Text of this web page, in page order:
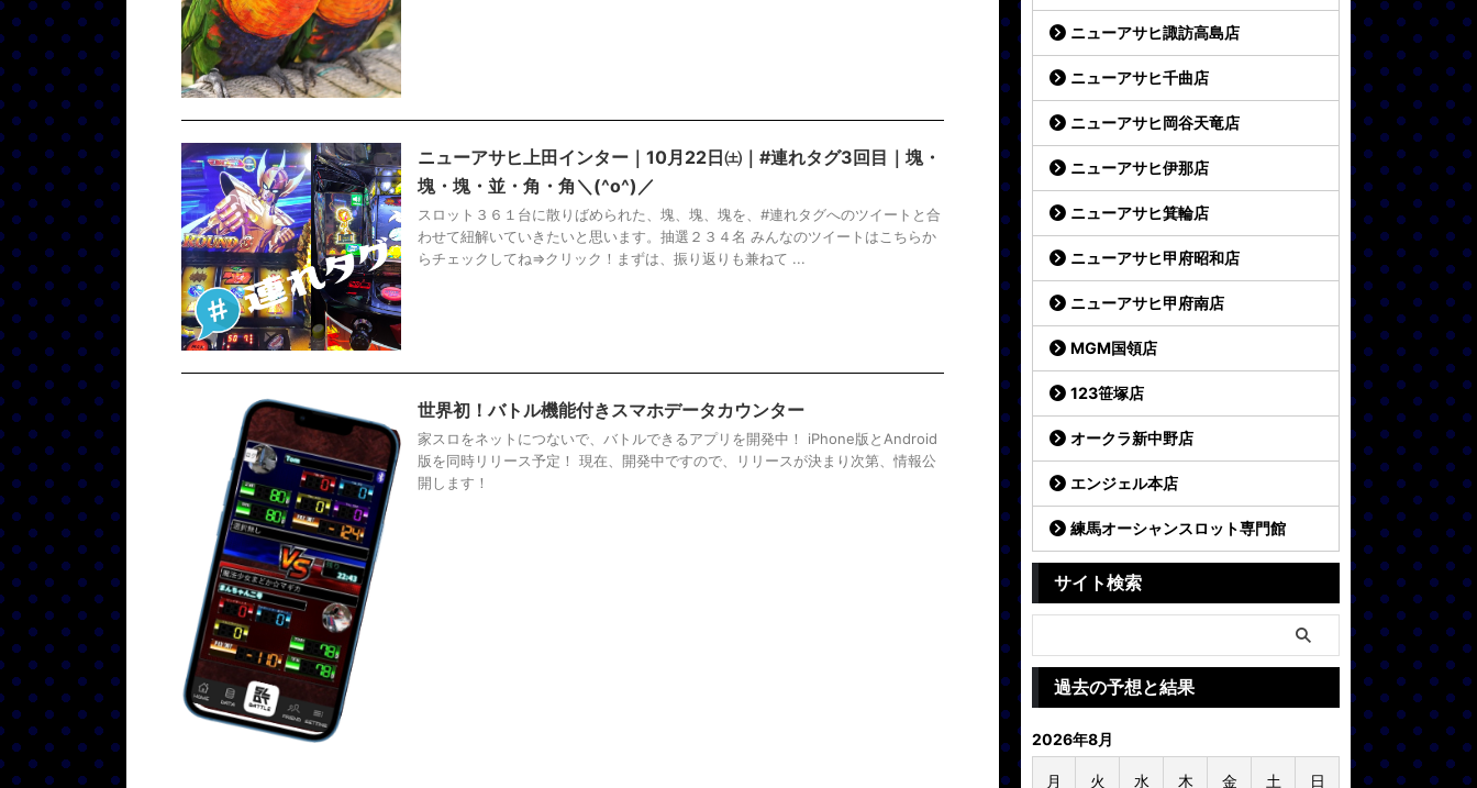
ニューアサヒ上田インター｜10月22日㈯｜#連れタグ3回目｜塊・
塊・塊・並・角・角＼(^o^)／
スロット３６１台に散りばめられた、塊、塊、塊を、#連れタグへのツイートと合
わせて紐解いていきたいと思います。抽選２３４名 みんなのツイートはこちらか
らチェックしてね⇒クリック！まずは、振り返りも兼ねて ...
世界初！バトル機能付きスマホデータカウンター
家スロをネットにつないで、バトルできるアプリを開発中！ iPhone版とAndroid
版を同時リリース予定！ 現在、開発中ですので、リリースが決まり次第、情報公
開します！
ニューアサヒ諏訪高島店
ニューアサヒ千曲店
ニューアサヒ岡谷天竜店
ニューアサヒ伊那店
ニューアサヒ箕輪店
ニューアサヒ甲府昭和店
ニューアサヒ甲府南店
MGM国領店
123笹塚店
オークラ新中野店
エンジェル本店
練馬オーシャンスロット専門館
サイト検索
過去の予想と結果
2026年8月
月 火 水 木 金 土 日